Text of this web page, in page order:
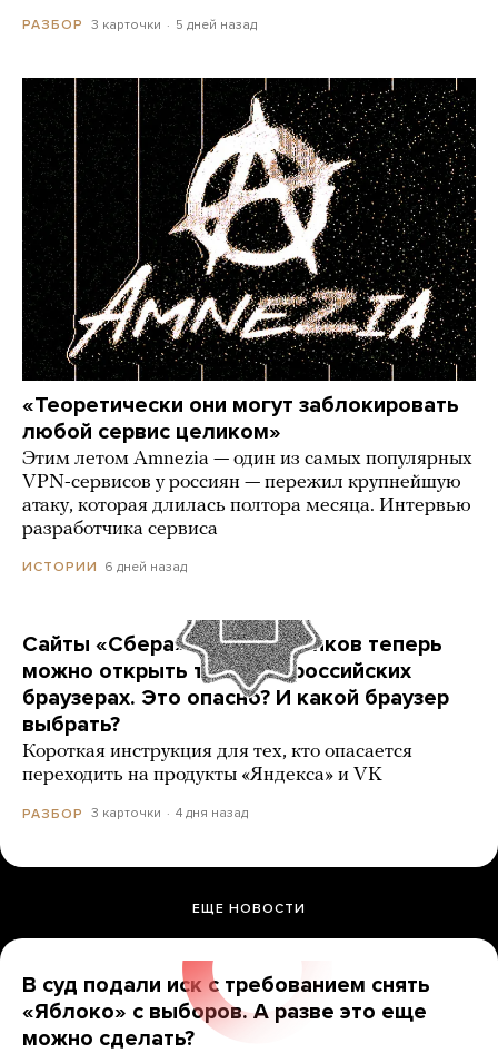
РАЗБОР 3 карточки 5 дней назад
«Теоретически они могут заблокировать
любой сервис целиком»
Этим летом Amnezia — один из самых популярных
VPN-сервисов у россиян — пережил крупнейшую
атаку, которая длилась полтора месяца. Интервью
разработчика сервиса
ИСТОРИИ 6 дней назад
Сайты «Сбера» и других банков теперь
можно открыть только в российских
браузерах. Это опасно? И какой браузер
выбрать?
Короткая инструкция для тех, кто опасается
переходить на продукты «Яндекса» и VK
РАЗБОР 3 карточки 4 дня назад
ЕЩЕ НОВОСТИ
В суд подали иск с требованием снять
«Яблоко» с выборов. А разве это еще
можно сделать?